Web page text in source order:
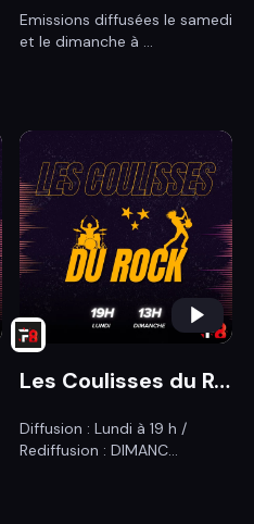
Emissions diffusées le samedi
et le dimanche à ...
Les Coulisses du Rock
Diffusion : Lundi à 19 h /
Rediffusion : DIMANC...